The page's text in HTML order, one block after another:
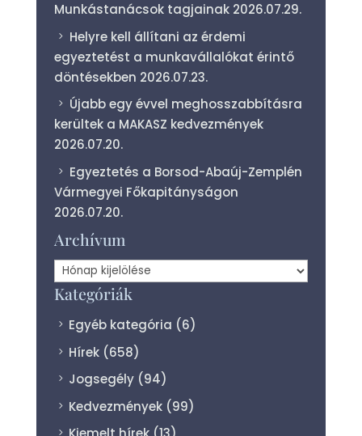
Munkástanácsok tagjainak 2026.07.29.
Helyre kell állítani az érdemi
egyeztetést a munkavállalókat érintő
döntésekben 2026.07.23.
Újabb egy évvel meghosszabbításra
kerültek a MAKASZ kedvezmények
2026.07.20.
Egyeztetés a Borsod-Abaúj-Zemplén
Vármegyei Főkapitányságon
2026.07.20.
Archívum
Archívum
Kategóriák
Egyéb kategória (6)
Hírek (658)
Jogsegély (94)
Kedvezmények (99)